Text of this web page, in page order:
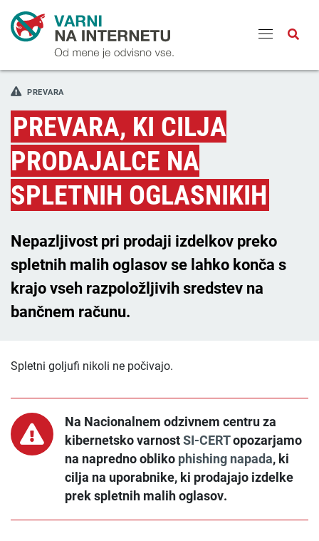
PREVARA
PREVARA, KI CILJA
PRODAJALCE NA
SPLETNIH OGLASNIKIH
Nepazljivost pri prodaji izdelkov preko
spletnih malih oglasov se lahko konča s
krajo vseh razpoložljivih sredstev na
bančnem računu.
Spletni goljufi nikoli ne počivajo.
Na Nacionalnem odzivnem centru za
kibernetsko varnost SI-CERTopozarjamo
na napredno obliko phishing napada, ki
cilja na uporabnike, ki prodajajo izdelke
prek spletnih malih oglasov.